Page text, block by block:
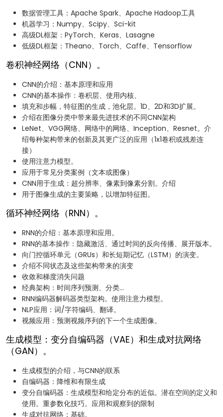
数据管理工具：Apache Spark、Apache Hadoop工具
机器学习：Numpy、Scipy、Sci-kit
高级DL框架：PyTorch、Keras、Lasagne
低级DL框架：Theano、Torch、Caffe、Tensorflow
卷积神经网络（CNN）。
CNN的介绍：基本原理和应用
CNN的基本操作：卷积层、使用内核、
填充和步幅，特征图的生成，池化层。1D、2D和3D扩展。
介绍在图像分类中带来最先进技术的不同CNN架构
LeNet、VGG网络、网络中的网络、Inception、Resnet。介
绍每种架构带来的创新及其更广泛的应用（1x1卷积或残差连
接）
使用注意力模型。
应用于常见分类案例（文本或图像）
CNN用于生成：超分辨率、像素到像素分割。介绍
用于图像生成的主要策略，以增加特征图。
循环神经网络（RNN）。
RNN的介绍：基本原理和应用。
RNN的基本操作：隐藏激活、通过时间的反向传播、展开版本。
向门控循环单元（GRUs）和长短期记忆（LSTM）的演变。
介绍不同状态及这些架构带来的演变
收敛和梯度消失问题
经典架构：时间序列预测、分类...
RNN编码器解码器类型架构。使用注意力模型。
NLP应用：词/字符编码、翻译。
视频应用：预测视频序列的下一个生成图像。
生成模型：变分自编码器（VAE）和生成对抗网络
（GAN）。
生成模型的介绍，与CNN的联系
自编码器：降维和有限生成
变分自编码器：生成模型和给定分布的近似。潜在空间的定义和
使用。重参数化技巧。应用和观察到的限制
生成对抗网络：基础。